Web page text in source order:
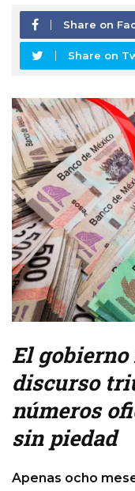
Share on
Share on
El
discurso
números
sin piedad
Apenas ocho